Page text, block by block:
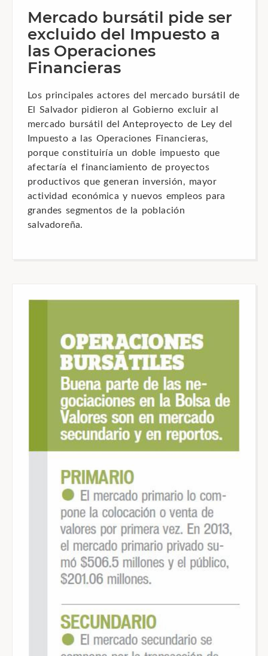
Mercado bursátil pide ser
excluido del Impuesto a
las Operaciones
Financieras
Los principales actores del mercado bursátil de
El Salvador pidieron al Gobierno excluir al
mercado bursátil del Anteproyecto de Ley del
Impuesto a las Operaciones Financieras,
porque constituiría un doble impuesto que
afectaría el financiamiento de proyectos
productivos que generan inversión, mayor
actividad económica y nuevos empleos para
grandes segmentos de la población
salvadoreña.